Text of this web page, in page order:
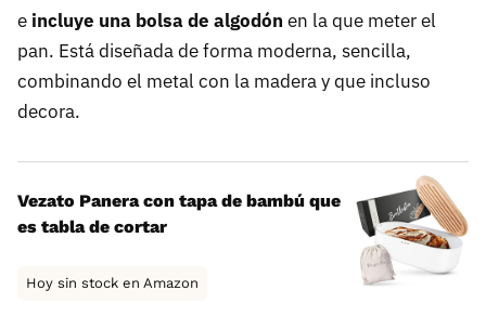
e incluye una bolsa de algodón en la que meter el
pan. Está diseñada de forma moderna, sencilla,
combinando el metal con la madera y que incluso
decora.
Vezato Panera con tapa de bambú que
es tabla de cortar
Hoy sin stock en Amazon